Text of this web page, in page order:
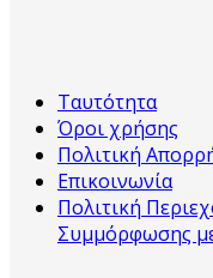
Ταυτότητα
Όροι χρήσης
Πολιτική
Επικοινωνία
Πολιτική
Συμμόρφωσης